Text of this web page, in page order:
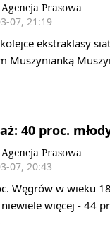
Prasowa
07, 21:19
ekstraklasy
Muszynianką
40 proc.
Prasowa
07, 20:43
Węgrów w wieku
więcej - 44